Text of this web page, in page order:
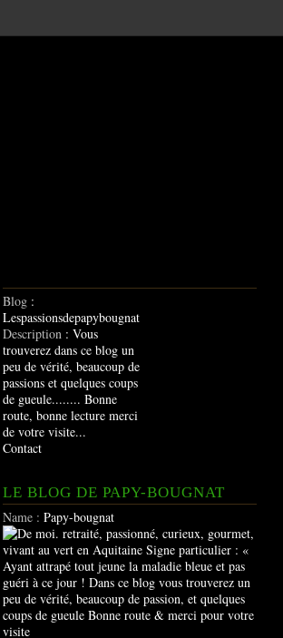
Blog :
Lespassionsdepapybougnat
Description : Vous
trouverez dans ce blog un
peu de vérité, beaucoup de
passions et quelques coups
de gueule........ Bonne
route, bonne lecture merci
de votre visite...
Contact
LE BLOG DE PAPY-BOUGNAT
Name : Papy-bougnat